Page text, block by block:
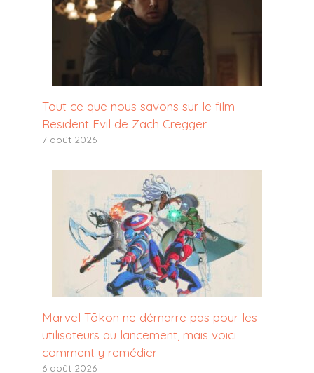
Tout ce que nous savons sur le film
Resident Evil de Zach Cregger
7 août 2026
Marvel Tōkon ne démarre pas pour les
utilisateurs au lancement, mais voici
comment y remédier
6 août 2026